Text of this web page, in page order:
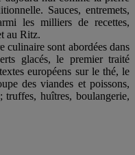
Sauces, entremets,
les milliers de recettes,
au Ritz.
culinaire sont abordées dans
glacés, le premier traité
européens sur le thé, le
des viandes et poissons,
truffes, huîtres, boulangerie,